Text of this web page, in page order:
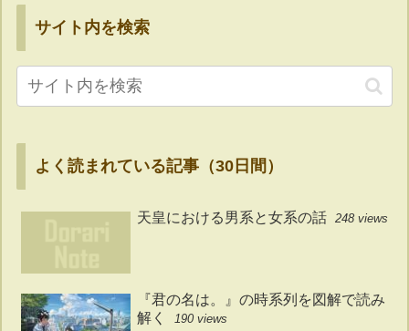
サイト内を検索
よく読まれている記事（30日間）
天皇における男系と女系の話 248 views
『君の名は。』の時系列を図解で読み
解く
190 views